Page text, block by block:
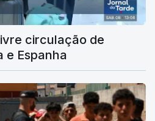
circulação de
e Espanha